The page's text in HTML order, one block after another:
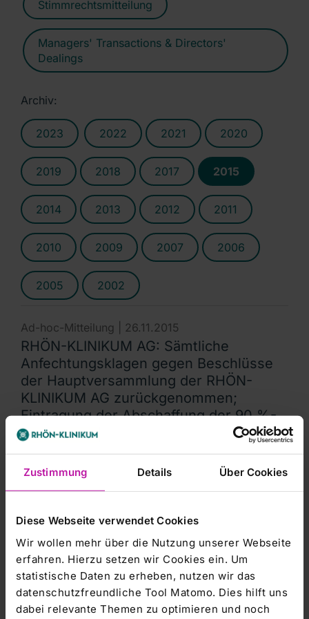
Zustimmung Details Über Cookies
Diese Webseite verwendet Cookies
Wir wollen mehr über die Nutzung unserer Webseite
erfahren. Hierzu setzen wir Cookies ein. Um
statistische Daten zu erheben, nutzen wir das
datenschutzfreundliche Tool Matomo. Dies hilft uns
dabei relevante Themen zu optimieren und noch
Stimmrechtsmitteilung
Managers' Transactions & Directors'
Dealings
Archiv:
2023 2022 2021 2020
2019 2018 2017 2015
2014 2013 2012 2011
2010 2009 2007 2006
2005 2002
Ad-hoc-Mitteilung | 26.11.2015
RHÖN-KLINIKUM AG: Sämtliche
Anfechtungsklagen gegen Beschlüsse
der Hauptversammlung der RHÖN-
KLINIKUM AG zurückgenommen;
Eintragung der Abschaffung der 90 %-
Klausel in das Handelsregister zeitnah
erwartet
RHÖN-KLINIKUM AG / Schlagwort(e):
Rechtssache/Hauptversammlung 26.11.2015 13:39
Ad-hoc-Mitteilung | 09.09.2015
RHÖN-KLINIKUM AG: Ad hoc-Mitteilung
gemäß § 15 Abs. 1 WpHG: RHÖN-
KLINIKUM AG führt Aktienrückkauf 2015